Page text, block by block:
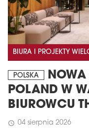
BIURA I PROJEKTY
POLSKA
NOWA
POLAND W
BIUROWCU
schedule 04 sierpnia 2026